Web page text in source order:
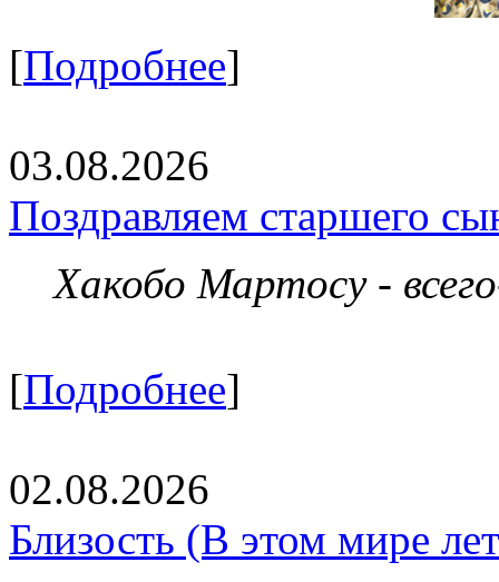
[Подробнее]
03.08.2026
Поздравляем старшего
Хакобо Мартосу -
[Подробнее]
02.08.2026
Близость (В этом мире